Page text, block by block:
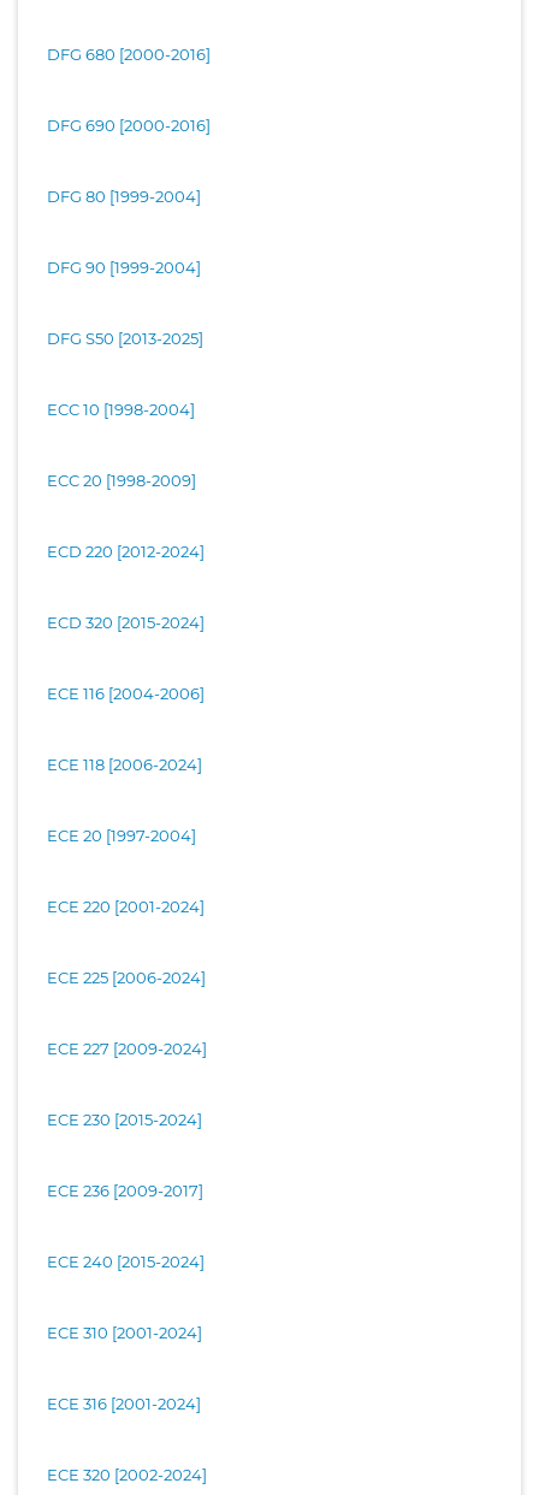
DFG 680 [2000-2016]
DFG 690 [2000-2016]
DFG 80 [1999-2004]
DFG 90 [1999-2004]
DFG S50 [2013-2025]
ECC 10 [1998-2004]
ECC 20 [1998-2009]
ECD 220 [2012-2024]
ECD 320 [2015-2024]
ECE 116 [2004-2006]
ECE 118 [2006-2024]
ECE 20 [1997-2004]
ECE 220 [2001-2024]
ECE 225 [2006-2024]
ECE 227 [2009-2024]
ECE 230 [2015-2024]
ECE 236 [2009-2017]
ECE 240 [2015-2024]
ECE 310 [2001-2024]
ECE 316 [2001-2024]
ECE 320 [2002-2024]